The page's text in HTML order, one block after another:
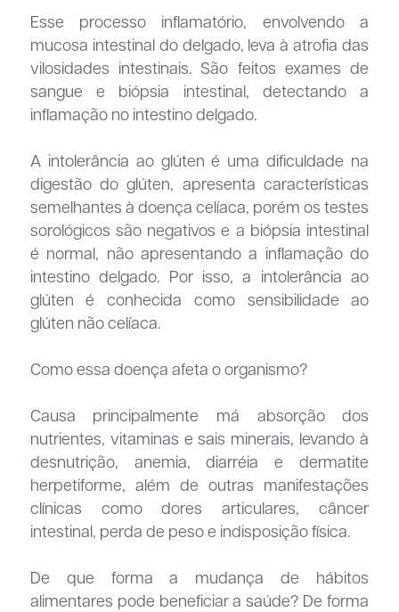
Esse processo inflamatório, envolvendo a
mucosa intestinal do delgado, leva à atrofia das
vilosidades intestinais. São feitos exames de
sangue e biópsia intestinal, detectando a
inflamação no intestino delgado.
A intolerância ao glúten é uma dificuldade na
digestão do glúten, apresenta características
semelhantes à doença celíaca, porém os testes
sorológicos são negativos e a biópsia intestinal
é normal, não apresentando a inflamação do
intestino delgado. Por isso, a intolerância ao
glúten é conhecida como sensibilidade ao
glúten não celíaca.
Como essa doença afeta o organismo?
Causa principalmente má absorção dos
nutrientes, vitaminas e sais minerais, levando à
desnutrição, anemia, diarréia e dermatite
herpetiforme, além de outras manifestações
clínicas como dores articulares, câncer
intestinal, perda de peso e indisposição física.
De que forma a mudança de hábitos
alimentares pode beneficiar a saúde? De forma